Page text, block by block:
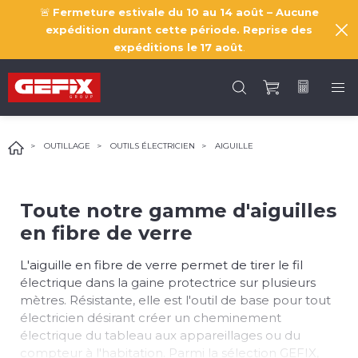
🚨 Fermeture estivale du 10 au 14 août – Aucune
expédition durant cette période. Reprise des
expéditions le 17 août
OUTILLAGE OUTILS ÉLECTRICIEN AIGUILLE
Toute notre gamme d'aiguilles
en fibre de verre
L'aiguille en fibre de verre permet de tirer le fil
électrique dans la gaine protectrice sur plusieurs
mètres. Résistante, elle est l'outil de base pour tout
électricien désirant créer un cheminement
électrique du tableau aux appareillages ou du
compteur à l'habitation. Parmi la sélection GEFIX,